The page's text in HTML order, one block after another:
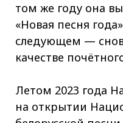
том же году она
«Новая песня
следующем —
качестве
Летом 2023 года
на открытии